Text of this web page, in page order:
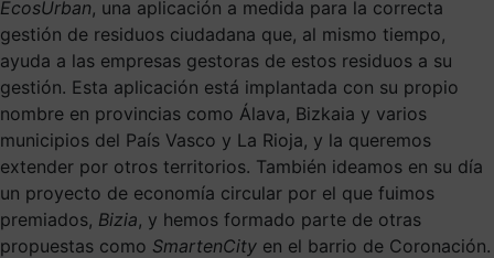
EcosUrban, una aplicación a medida para la correcta
gestión de residuos ciudadana que, al mismo tiempo,
ayuda a las empresas gestoras de estos residuos a su
gestión. Esta aplicación está implantada con su propio
nombre en provincias como Álava, Bizkaia y varios
municipios del País Vasco y La Rioja, y la queremos
extender por otros territorios. También ideamos en su día
un proyecto de economía circular por el que fuimos
premiados, Bizia, y hemos formado parte de otras
propuestas como SmartenCity en el barrio de Coronación.